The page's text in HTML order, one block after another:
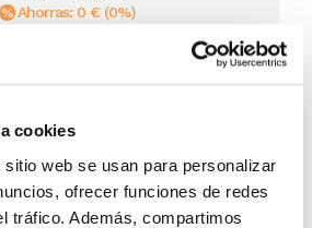
cookies
web se usan para personalizar
ofrecer funciones de redes
tráfico. Además, compartimos
Ahorras: 0 € (0%)
Cantidad
Comprar ahora